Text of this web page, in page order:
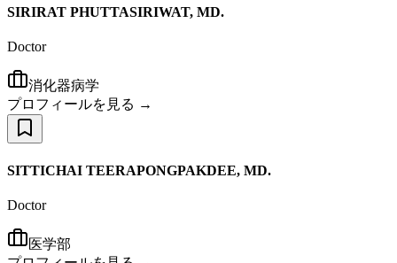
SIRIRAT PHUTTASIRIWAT, MD.
Doctor
消化器病学
プロフィールを見る →
SITTICHAI TEERAPONGPAKDEE, MD.
Doctor
医学部